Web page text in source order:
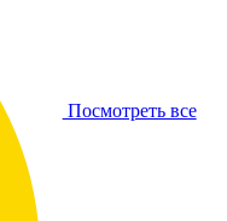
Посмотреть все